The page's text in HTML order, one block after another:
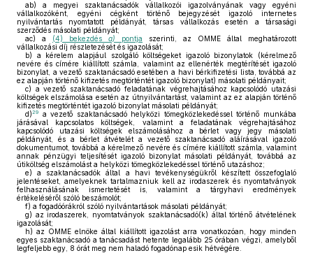
ab) a megyei szaktanácsadók vállalkozói igazolványának vagy egyéni
vállalkozóként, egyéni cégként történő bejegyzését igazoló internetes
nyilvántartás nyomtatott példányát, társas vállalkozás esetén a társasági
szerződés másolati példányát;
ac) a (4) bekezdés a) pontja szerinti, az OMME által meghatározott
vállalkozási díj részletezését és igazolását;
b) a kérelem alapjául szolgáló költségeket igazoló bizonylatok (kérelmező
nevére és címére kiállított számla, valamint az ellenérték megtérítését igazoló
bizonylat, a vezető szaktanácsadó esetében a havi bérkifizetési lista, továbbá az
ez alapján történő kifizetés megtörténtét igazoló bizonylat) másolati példányait;
c) a vezető szaktanácsadó feladatának végrehajtásához kapcsolódó utazási
költségek elszámolása esetén az útnyilvántartást, valamint az ez alapján történő
kifizetés megtörténtét igazoló bizonylat másolati példányát;
d)29
a vezető szaktanácsadó helyközi tömegközlekedéssel történő munkába
járásával kapcsolatos költségek, valamint a feladatának végrehajtásához
kapcsolódó utazási költségek elszámolásához a bérlet vagy jegy másolati
példányát, és a bérlet átvételét a vezető szaktanácsadó aláírásával igazoló
dokumentumot, továbbá a kérelmező nevére és címére kiállított számla, valamint
annak pénzügyi teljesítését igazoló bizonylat másolati példányát, továbbá az
útiköltség elszámolást a helyközi tömegközlekedéssel történő utazáshoz;
e) a szaktanácsadók által a havi tevékenységükről készített összefoglaló
jelentéseket, amelyeknek tartalmazniuk kell az irodaszerek és nyomtatványok
felhasználásának ismertetését is, valamint a tárgyhavi eredmények
értékeléséről szóló beszámolót;
f) a fogadóórákról szóló nyilvántartások másolati példányát;
g) az irodaszerek, nyomtatványok szaktanácsadó(k) által történő átvételének
igazolását;
h) az OMME elnöke által kiállított igazolást arra vonatkozóan, hogy minden
egyes szaktanácsadó a tanácsadást hetente legalább 25 órában végzi, amelyből
legfeljebb egy, 8 órát meg nem haladó fogadónap esik hétvégére.